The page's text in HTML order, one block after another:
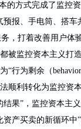
的方式完成了监控
报、手电筒、搭
，打着改善用户体
被监控资本主义打
“行为剩余（
顺利转化为监控资本
果”，监控资本主
产买卖的新循环